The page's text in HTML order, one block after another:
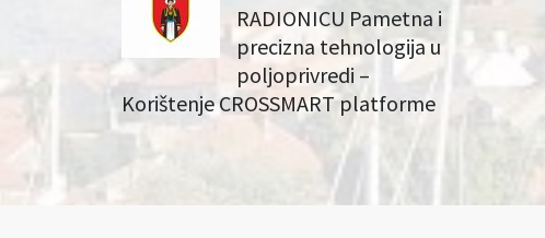
RADIONICU Pametna i
precizna tehnologija u
poljoprivredi –
Korištenje CROSSMART platforme